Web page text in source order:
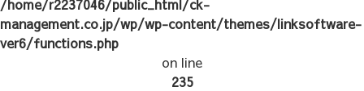
/home/r2237046/public_html/ck-
management.co.jp/wp/wp-content/themes/linksoftware-
ver6/functions.php
on line
235